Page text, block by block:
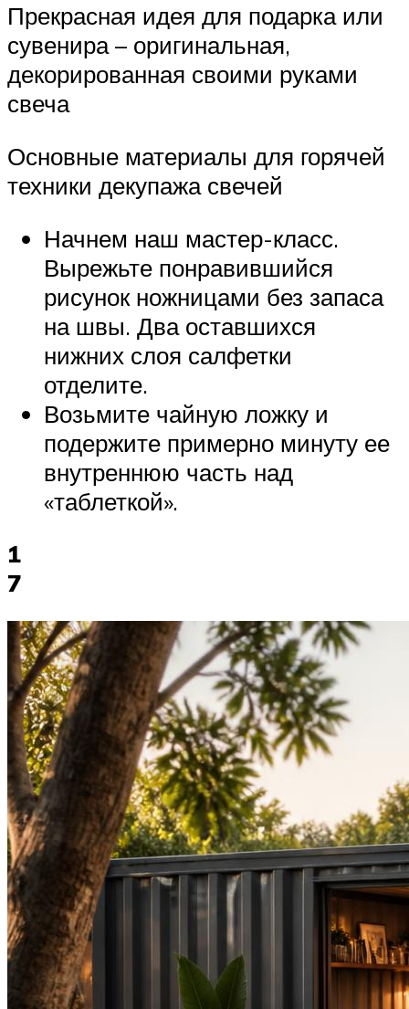
Прекрасная идея для подарка или
сувенира – оригинальная,
декорированная своими руками
свеча
Основные материалы для горячей
техники декупажа свечей
Начнем наш мастер-класс.
Вырежьте понравившийся
рисунок ножницами без запаса
на швы. Два оставшихся
нижних слоя салфетки
отделите.
Возьмите чайную ложку и
подержите примерно минуту ее
внутреннюю часть над
«таблеткой».
1
7